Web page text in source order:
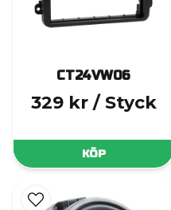
CT24VW06
329 kr / Styck
KÖP